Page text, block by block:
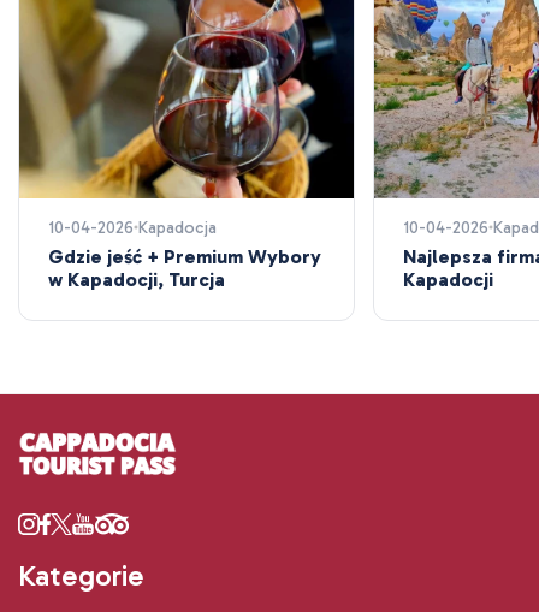
10-04-2026 Kapadocja
Gdzie jeść + Premium Wybory
w Kapadocji, Turcja
10-04-2026
Najlepsza
Kapadocji
Kategorie